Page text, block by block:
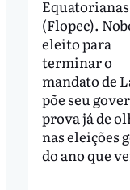
Equatorianas
(Flopec).
eleito para
terminar o
mandato de
põe seu
prova já de
nas eleições
do ano que